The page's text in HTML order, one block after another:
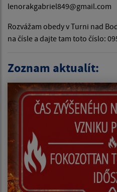
lenorakgabriel849@gmail.com
Rozvážam obedy v Turni nad
na čísle a dajte tam toto číslo:
Zoznam aktualít: